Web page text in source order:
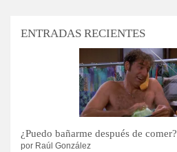
ENTRADAS RECIENTES
¿Puedo bañarme después de comer?
por Raúl González